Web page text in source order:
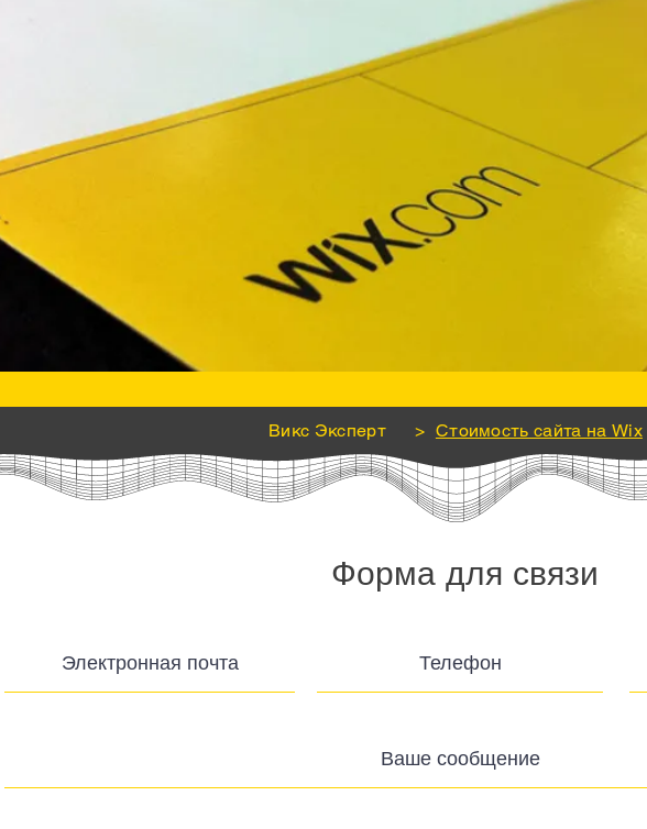
Викс Эксперт > Стоимость сайта на Wix
Форма для связи